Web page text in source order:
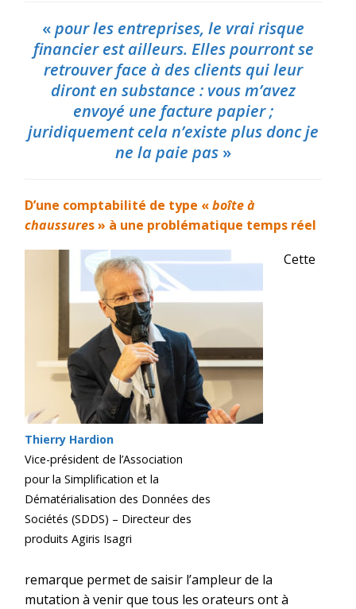
«pour les entreprises, le vrai risque
financier est ailleurs. Elles pourront se
retrouver face à des clients qui leur
diront en substance : vousm’avez
envoyé une facture papier ;
juridiquement cela n’existe plus donc je
ne la paie pas »
D’une comptabilité de type «boîte à
chaussures » à une problématique temps réel
Thierry Hardion
Vice-président de l’Association
pour la Simplification et la
Dématérialisation des Données des
Sociétés (SDDS) – Directeur des
produits Agiris Isagri
Cette
remarque permet de saisir l’ampleur de la
mutation à venir que tous les orateurs ont à